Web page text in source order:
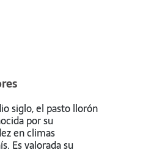
siglo, el pasto llorón
por su
en climas
Es valorada su
en suelos de